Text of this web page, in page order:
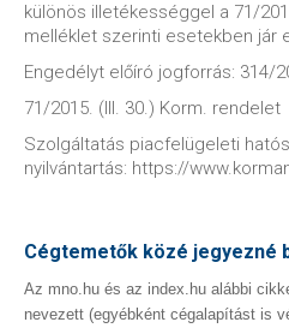
különös illetékességgel a 71/
melléklet szerinti esetekben jár
Engedélyt előíró jogforrás: 314/
71/2015. (III. 30.) Korm. rendelet
Szolgáltatás piacfelügeleti
nyilvántartás: https://
Cégtemetők közé jegyezné
Az mno.hu és az index.hu alábbi
nevezett (egyébként cégalapítást is